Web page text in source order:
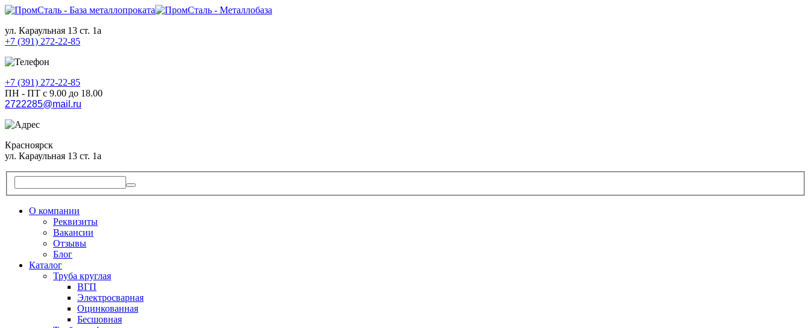
ул. Караульная 13 ст. 1а
+7 (391) 272-22-85
+7 (391) 272-22-85
ПН - ПТ с 9.00 до 18.00
2722285@mail.ru
Красноярск
ул. Караульная 13 ст. 1а
О компании
Реквизиты
Вакансии
Отзывы
Блог
Каталог
Труба круглая
ВГП
Электросварная
Оцинкованная
Бесшовная